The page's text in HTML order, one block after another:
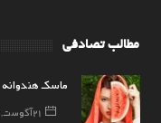
مطالب تصادفی
ماسک هندوانه
21 آگوست, 2017